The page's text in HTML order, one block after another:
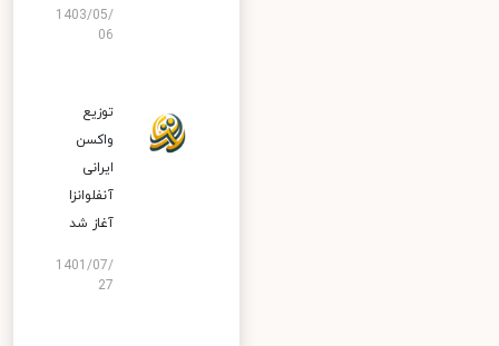
1403/05/
06
توزیع
واکسن
ایرانی
آنفلوانزا
آغاز شد
1401/07/
27